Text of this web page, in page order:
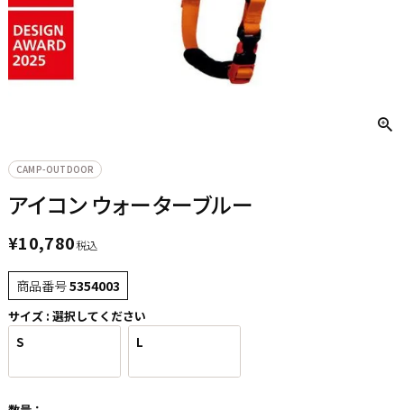
CAMP-OUTDOOR
アイコン ウォーターブルー
¥10,780税込
商品番号5354003
サイズ 選択してください
S
L